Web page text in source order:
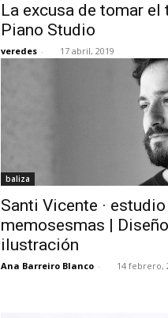
La excusa de tomar el
Piano Studio
veredes - 17 abril, 2019
baliza
Santi Vicente · estudio
memosesmas |
ilustración
Ana Barreiro Blanco - 14 febrero,